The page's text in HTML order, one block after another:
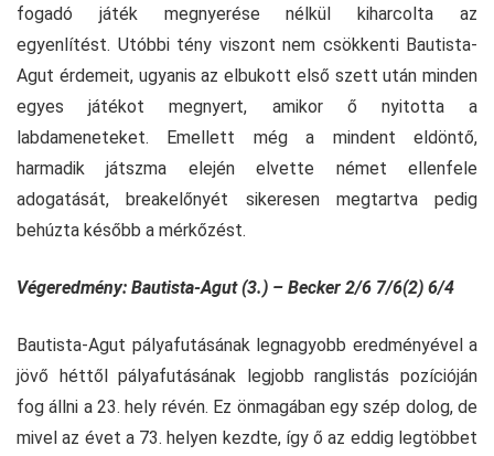
fogadó játék megnyerése nélkül kiharcolta az
egyenlítést. Utóbbi tény viszont nem csökkenti Bautista-
Agut érdemeit, ugyanis az elbukott első szett után minden
egyes játékot megnyert, amikor ő nyitotta a
labdameneteket. Emellett még a mindent eldöntő,
harmadik játszma elején elvette német ellenfele
adogatását, breakelőnyét sikeresen megtartva pedig
behúzta később a mérkőzést.
Végeredmény: Bautista-Agut (3.) – Becker 2/6 7/6(2) 6/4
Bautista-Agut pályafutásának legnagyobb eredményével a
jövő héttől pályafutásának legjobb ranglistás pozícióján
fog állni a 23. hely révén. Ez önmagában egy szép dolog, de
mivel az évet a 73. helyen kezdte, így ő az eddig legtöbbet